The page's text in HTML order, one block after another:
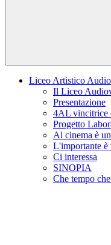
Liceo Artistico
Il Liceo
Presentazione
4AL vincitrice
Progetto
Al cinema è
L'importante è
Ci interessa
SINOPIA
Che tempo